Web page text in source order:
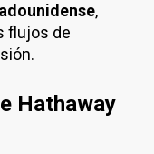
,
flujos de
Hathaway